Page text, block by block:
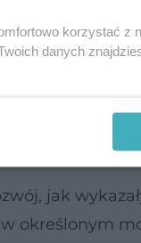
ubytków, tak
jak
w określonym
korzystać z
danych